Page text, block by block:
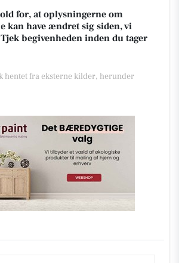
for, at oplysningerne om
kan have ændret sig siden, vi
begivenheden inden du tager
hentet fra eksterne kilder, herunder